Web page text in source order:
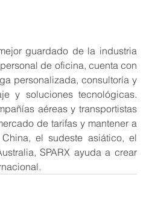
guardado de la industria
de oficina, cuenta con
personalizada, consultoría y
y soluciones tecnológicas.
aéreas y transportistas
de tarifas y mantener a
el sudeste asiático, el
SPARX ayuda a crear